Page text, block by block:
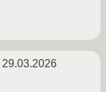
29.03.2026